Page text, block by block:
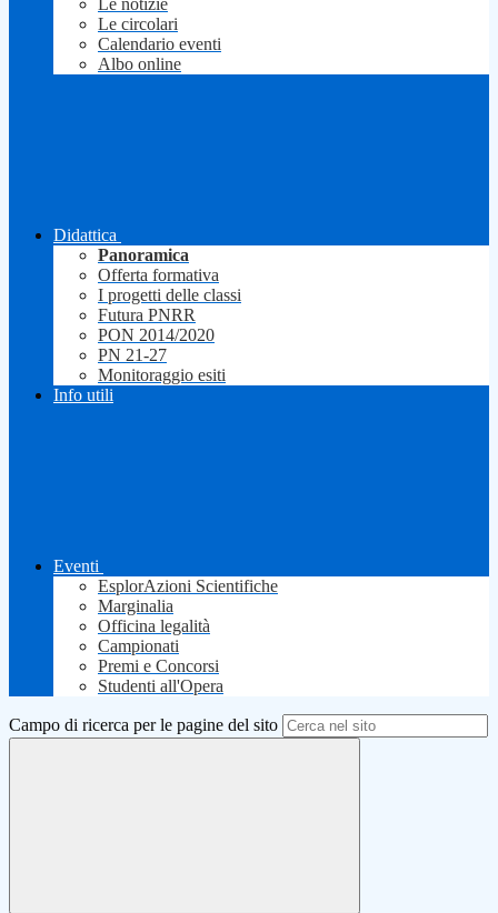
Le notizie
Le circolari
Calendario eventi
Albo online
Didattica
Panoramica
Offerta formativa
I progetti delle classi
Futura PNRR
PON 2014/2020
PN 21-27
Monitoraggio esiti
Info utili
Eventi
EsplorAzioni Scientifiche
Marginalia
Officina legalità
Campionati
Premi e Concorsi
Studenti all'Opera
Campo di ricerca per le pagine del sito